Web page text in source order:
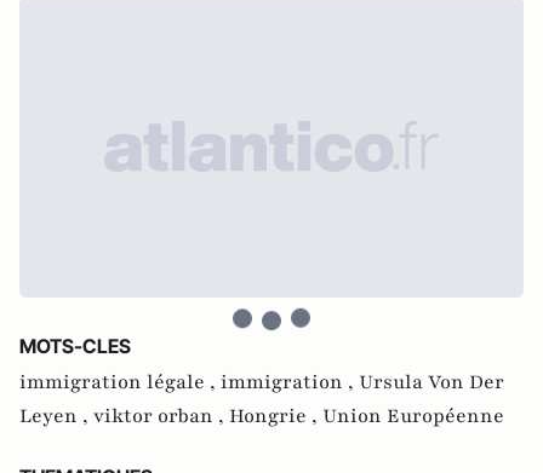
MOTS-CLES
immigration légale , immigration , Ursula Von Der
Leyen , viktor orban , Hongrie , Union Européenne